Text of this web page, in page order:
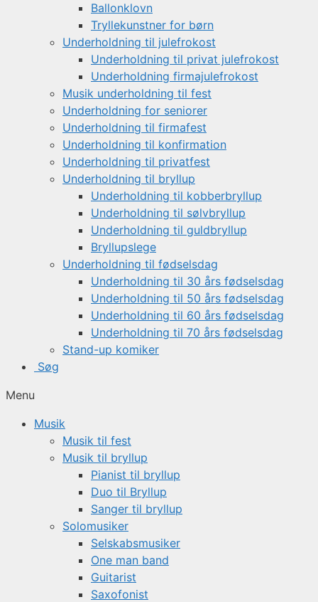
Ballonklovn
Tryllekunstner for børn
Underholdning til julefrokost
Underholdning til privat julefrokost
Underholdning firmajulefrokost
Musik underholdning til fest
Underholdning for seniorer
Underholdning til firmafest
Underholdning til konfirmation
Underholdning til privatfest
Underholdning til bryllup
Underholdning til kobberbryllup
Underholdning til sølvbryllup
Underholdning til guldbryllup
Bryllupslege
Underholdning til fødselsdag
Underholdning til 30 års fødselsdag
Underholdning til 50 års fødselsdag
Underholdning til 60 års fødselsdag
Underholdning til 70 års fødselsdag
Stand-up komiker
Søg
Menu
Musik
Musik til fest
Musik til bryllup
Pianist til bryllup
Duo til Bryllup
Sanger til bryllup
Solomusiker
Selskabsmusiker
One man band
Guitarist
Saxofonist